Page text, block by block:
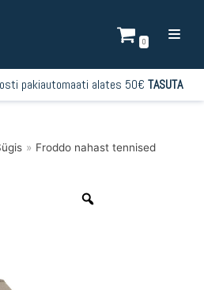
0
pakiautomaati alates 50€ TASUTA
» Froddo nahast tennised